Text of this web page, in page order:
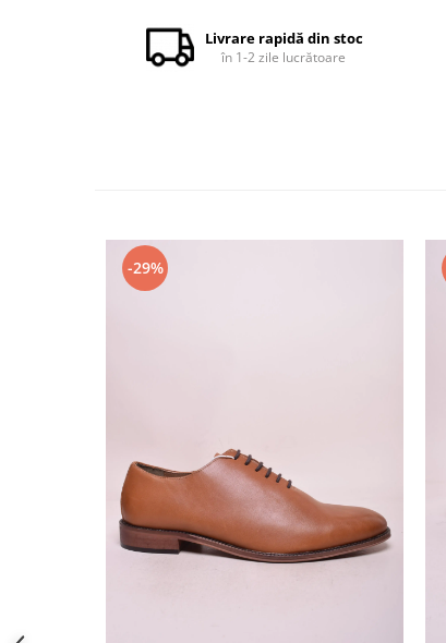
Livrare rapidă din stoc
în 1-2 zile lucrătoare
-29%